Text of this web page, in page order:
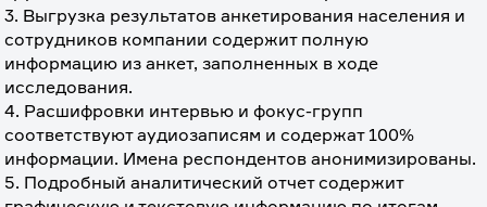
3. Выгрузка результатов анкетирования населения и
сотрудников компании содержит полную
информацию из анкет, заполненных в ходе
исследования.
4. Расшифровки интервью и фокус-групп
соответствуют аудиозаписям и содержат 100%
информации. Имена респондентов анонимизированы.
5. Подробный аналитический отчет содержит